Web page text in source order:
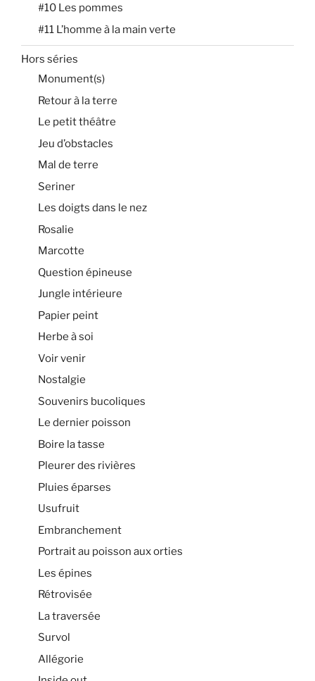
#10 Les pommes
#11 L’homme à la main verte
Hors séries
Monument(s)
Retour à la terre
Le petit théâtre
Jeu d’obstacles
Mal de terre
Seriner
Les doigts dans le nez
Rosalie
Marcotte
Question épineuse
Jungle intérieure
Papier peint
Herbe à soi
Voir venir
Nostalgie
Souvenirs bucoliques
Le dernier poisson
Boire la tasse
Pleurer des rivières
Pluies éparses
Usufruit
Embranchement
Portrait au poisson aux orties
Les épines
Rétrovisée
La traversée
Survol
Allégorie